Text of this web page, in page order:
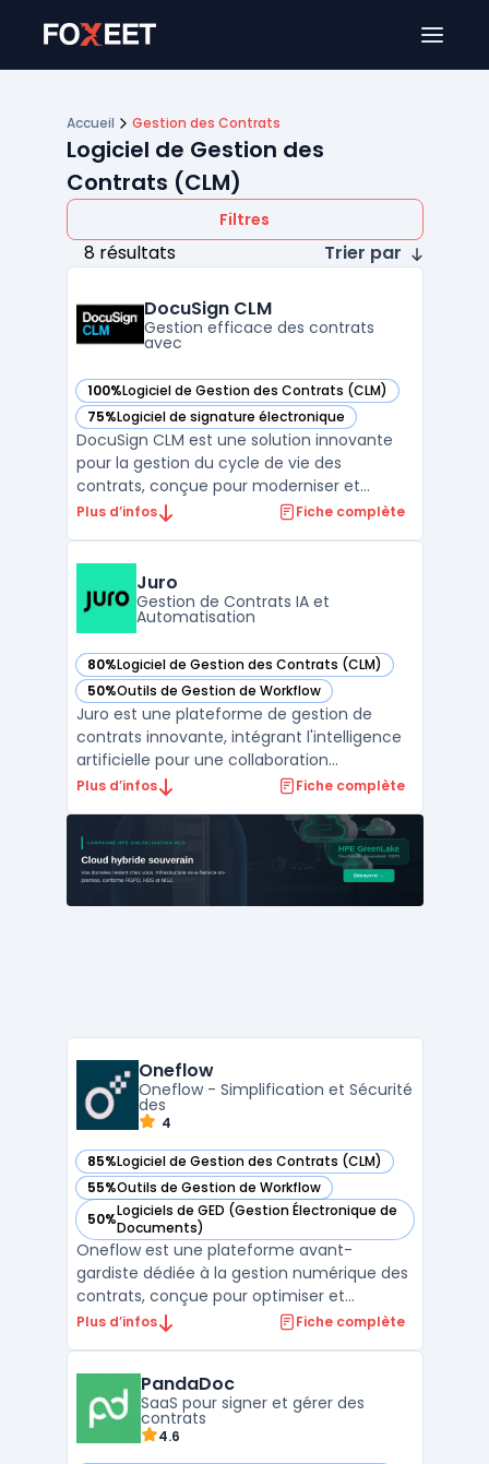
Accueil Gestion des Contrats
Logiciel de Gestion des
Contrats (CLM)
Filtres
8 résultats Trier par
DocuSign CLM
Gestion efficace des contrats
avec
100%Logiciel de Gestion des Contrats (CLM)
— voir DocuSign CLM dans cette catégorie
75%Logiciel de signature électronique
— voir DocuSign CLM dans cette catégorie
DocuSign CLM est une solution innovante
pour la gestion du cycle de vie des
contrats, conçue pour moderniser et
automatiser les processus contractuels de
réduisant ainsi les complexités et les coûts.
Avec des fonct ...
Plus d’infos Fiche complète
Juro
Gestion de Contrats IA et
Automatisation
80%Logiciel de Gestion des Contrats (CLM)
— voir Juro dans cette catégorie
50%Outils de Gestion de Workflow
— voir Juro dans cette catégorie
Juro est une plateforme de gestion de
contrats innovante, intégrant l'intelligence
artificielle pour une collaboration
contractuelle efficace. Elle offre des
l'automatisation des contrats, la
personnalisation des modèles avec des
champs intelligents, et une intégr ...
Plus d’infos Fiche complète
Oneflow
Oneflow - Simplification et Sécurité
des
4
85%Logiciel de Gestion des Contrats (CLM)
— voir Oneflow dans cette catégorie
55%Outils de Gestion de Workflow
— voir Oneflow dans cette catégorie
50%Logiciels de GED (Gestion Électronique de
Documents)
— voir Oneflow dans cette catégorie
Oneflow est une plateforme avant-
gardiste dédiée à la gestion numérique des
contrats, conçue pour optimiser et
sécuriser les processus contractuels des
une grande facilité, grâce à des modèles
interactifs et une édition ...
Plus d’infos Fiche complète
PandaDoc
SaaS pour signer et gérer des
contrats
4.6